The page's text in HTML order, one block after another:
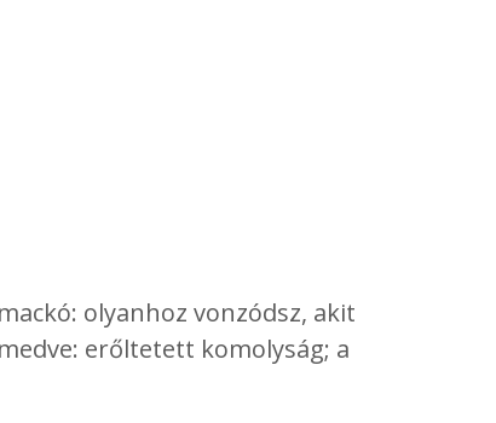
olyanhoz vonzódsz, akit
erőltetett komolyság; a